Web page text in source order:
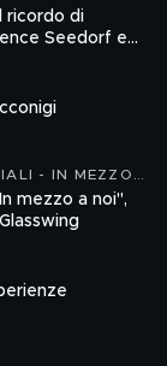
ricordo di
Seedorf e
- IN MEZZO
mezzo a noi",